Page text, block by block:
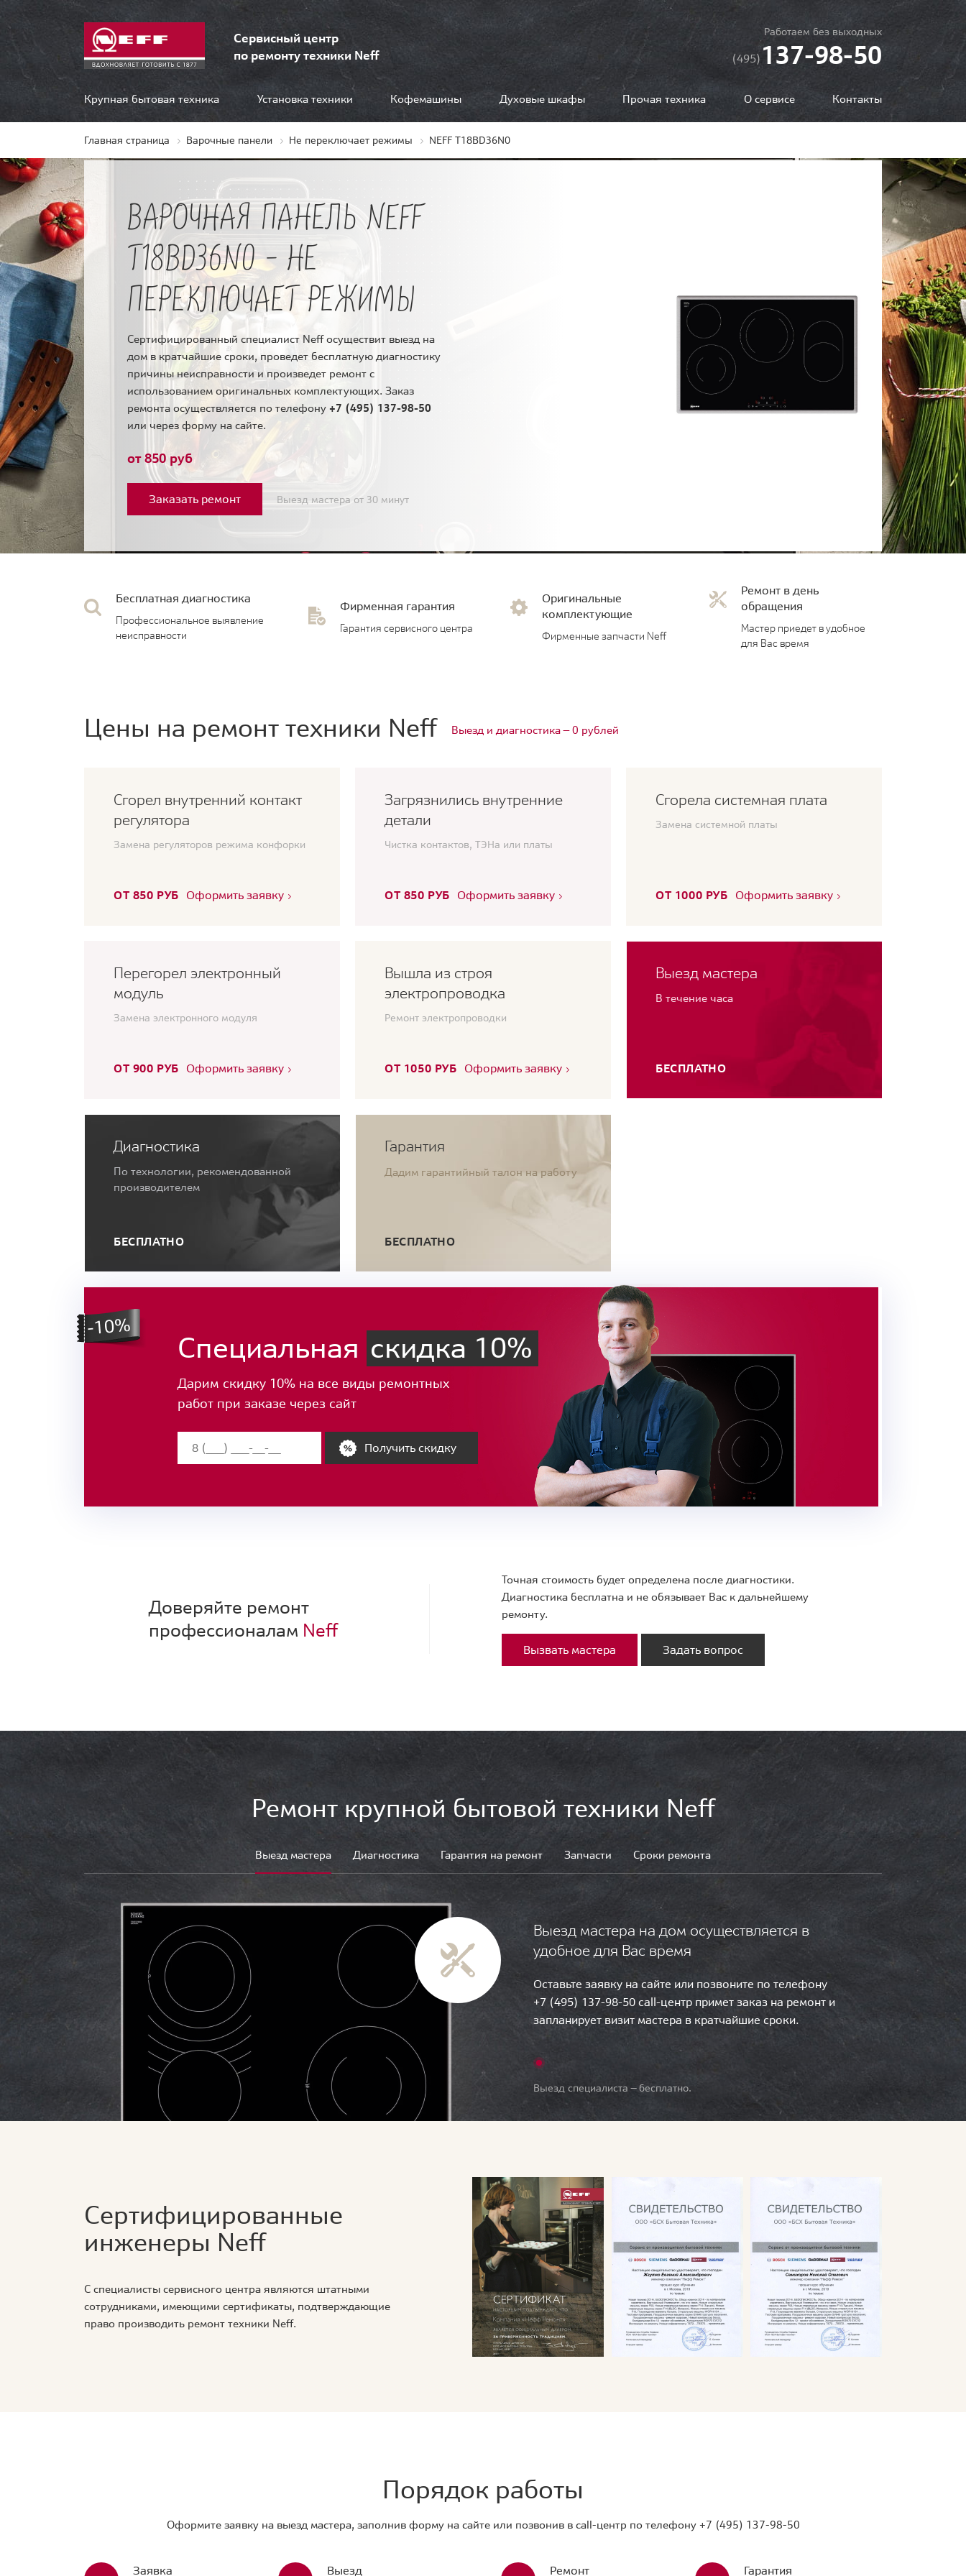
Сервисный центр
по ремонту техники Neff
Работаем без выходных
(495)137-98-50
Крупная бытовая техника Установка техники Кофемашины Духовые шкафы Прочая техника О сервисе Контакты
Главная страница Варочные панели Не переключает режимы NEFF T18BD36N0
ВАРОЧНАЯ ПАНЕЛЬ NEFF
T18BD36N0 - НЕ
ПЕРЕКЛЮЧАЕТ РЕЖИМЫ
Сертифицированный специалист Neff осуществит выезд на
дом в кратчайшие сроки, проведет бесплатную диагностику
причины неисправности и произведет ремонт с
использованием оригинальных комплектующих. Заказ
ремонта осуществляется по телефону +7 (495) 137-98-50
или через форму на сайте.
от 850 руб
Заказать ремонт Выезд мастера от 30 минут
Бесплатная диагностика
Профессиональное выявление
неисправности
Фирменная гарантия
Гарантия сервисного центра
Оригинальные
комплектующие
Фирменные запчасти Neff
Ремонт в день
обращения
Мастер приедет в удобное
для Вас время
Цены на ремонт техники Neff Выезд и диагностика — 0 рублей
Сгорел внутренний контакт
регулятора
Замена регуляторов режима конфорки
ОТ 850 РУБ Оформить заявку
Загрязнились внутренние
детали
Чистка контактов, ТЭНа или платы
ОТ 850 РУБ Оформить заявку
Сгорела системная плата
Замена системной платы
ОТ 1000 РУБ Оформить заявку
Перегорел электронный
модуль
Замена электронного модуля
ОТ 900 РУБ Оформить заявку
Вышла из строя
электропроводка
Ремонт электропроводки
ОТ 1050 РУБ Оформить заявку
Выезд мастера
В течение часа
БЕСПЛАТНО
Диагностика
По технологии, рекомендованной
производителем
БЕСПЛАТНО
Гарантия
Дадим гарантийный талон на работу
БЕСПЛАТНО
Специальная скидка 10%
Дарим скидку 10% на все виды ремонтных
работ при заказе через сайт
Получить скидку
Доверяйте ремонт
профессионалам Neff
Точная стоимость будет определена после диагностики.
Диагностика бесплатна и не обязывает Вас к дальнейшему
ремонту.
Вызвать мастера Задать вопрос
Ремонт крупной бытовой техники Neff
Выезд мастера Диагностика Гарантия на ремонт Запчасти Сроки ремонта
Выезд мастера на дом осуществляется в
удобное для Вас время
Оставьте заявку на сайте или позвоните по телефону
+7 (495) 137-98-50 call-центр примет заказ на ремонт и
запланирует визит мастера в кратчайшие сроки.
Выезд специалиста — бесплатно.
Сертифицированные
инженеры Neff
С специалисты сервисного центра являются штатными
сотрудниками, имеющими сертификаты, подтверждающие
право производить ремонт техники Neff.
Порядок работы
Оформите заявку на выезд мастера, заполнив форму на сайте или позвонив в call-центр по телефону +7 (495) 137-98-50
Заявка Выезд Ремонт Гарантия